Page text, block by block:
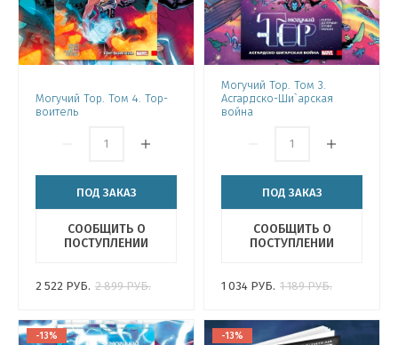
Могучий Тор. Том 4. Тор-
воитель
ПОД ЗАКАЗ
СООБЩИТЬ О
ПОСТУПЛЕНИИ
2 522 РУБ. 2 899РУБ.
Могучий Тор. Том 3.
Асгардско-Ши`арская
война
ПОД ЗАКАЗ
СООБЩИТЬ О
ПОСТУПЛЕНИИ
1 034 РУБ. 1 189РУБ.
-13% -13%